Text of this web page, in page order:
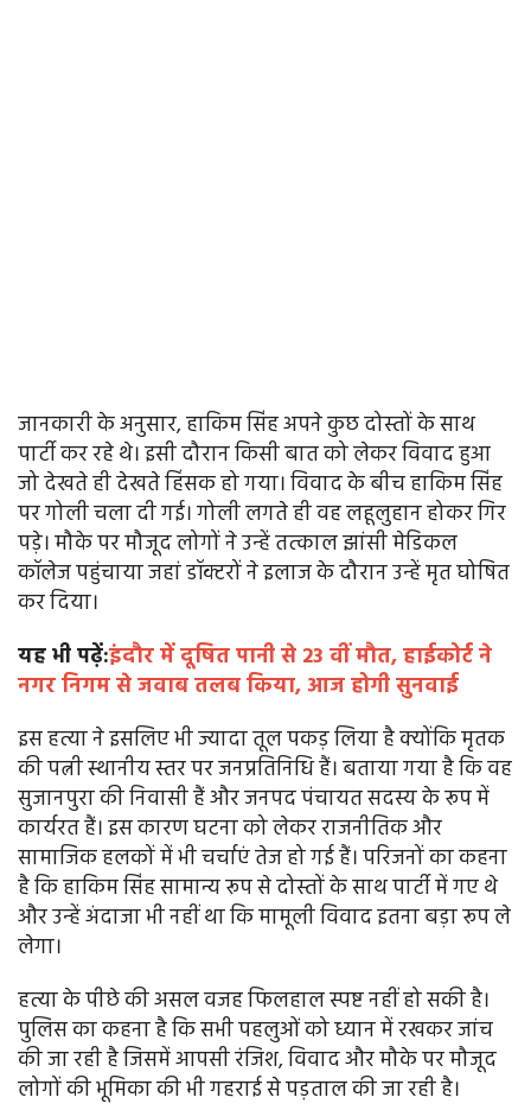
जानकारी के अनुसार, हाकिम सिंह अपने कुछ दोस्तों के साथ
पार्टी कर रहे थे। इसी दौरान किसी बात को लेकर विवाद हुआ
जो देखते ही देखते हिंसक हो गया। विवाद के बीच हाकिम सिंह
पर गोली चला दी गई। गोली लगते ही वह लहूलुहान होकर गिर
पड़े। मौके पर मौजूद लोगों ने उन्हें तत्काल झांसी मेडिकल
कॉलेज पहुंचाया जहां डॉक्टरों ने इलाज के दौरान उन्हें मृत घोषित
कर दिया।
यह भी पढ़ें:इंदौर में दूषित पानी से 23 वीं मौत, हाईकोर्ट ने
नगर निगम से जवाब तलब किया, आज होगी सुनवाई
इस हत्या ने इसलिए भी ज्यादा तूल पकड़ लिया है क्योंकि मृतक
की पत्नी स्थानीय स्तर पर जनप्रतिनिधि हैं। बताया गया है कि वह
सुजानपुरा की निवासी हैं और जनपद पंचायत सदस्य के रूप में
कार्यरत हैं। इस कारण घटना को लेकर राजनीतिक और
सामाजिक हलकों में भी चर्चाएं तेज हो गई हैं। परिजनों का कहना
है कि हाकिम सिंह सामान्य रूप से दोस्तों के साथ पार्टी में गए थे
और उन्हें अंदाजा भी नहीं था कि मामूली विवाद इतना बड़ा रूप ले
लेगा।
हत्या के पीछे की असल वजह फिलहाल स्पष्ट नहीं हो सकी है।
पुलिस का कहना है कि सभी पहलुओं को ध्यान में रखकर जांच
की जा रही है जिसमें आपसी रंजिश, विवाद और मौके पर मौजूद
लोगों की भूमिका की भी गहराई से पड़ताल की जा रही है।